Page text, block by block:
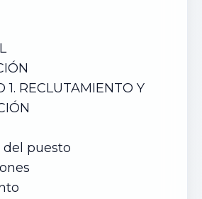
1. RECLUTAMIENTO Y
puesto